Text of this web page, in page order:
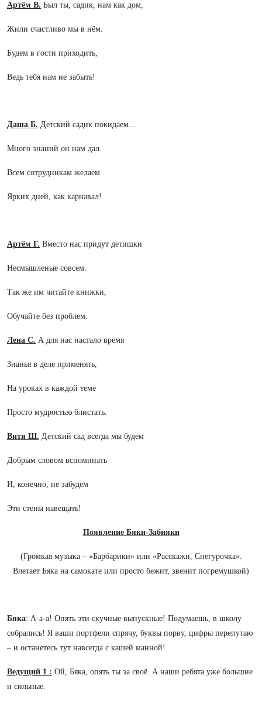
Артём В. Был ты, садик, нам как дом,
Жили счастливо мы в нём.
Будем в гости приходить,
Ведь тебя нам не забыть!
Даша Б. Детский садик покидаем...
Много знаний он нам дал.
Всем сотрудникам желаем
Ярких дней, как карнавал!
Артём Г. Вместо нас придут детишки
Несмышленые совсем.
Так же им читайте книжки,
Обучайте без проблем.
Лена С. А для нас настало время
Знанья в деле применять,
На уроках в каждой теме
Просто мудростью блистать.
Витя Ш. Детский сад всегда мы будем
Добрым словом вспоминать
И, конечно, не забудем
Эти стены навещать!
Появление Бяки-Забияки
(Громкая музыка – «Барбарики» или «Расскажи, Снегурочка».
Влетает Бяка на самокате или просто бежит, звенит погремушкой)
Бяка: А-а-а! Опять эти скучные выпускные! Подумаешь, в школу
собрались! Я ваши портфели спрячу, буквы порву, цифры перепутаю
– и останетесь тут навсегда с кашей манной!
Ведущий 1 : Ой, Бяка, опять ты за своё. А наши ребята уже большие
и сильные.